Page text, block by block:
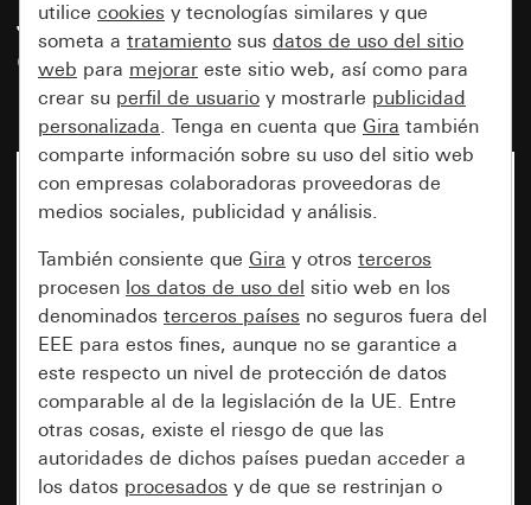
Juego de tecla basculante de 2
elementos Plus con campo de
rotulación System 55
utilice cookies y tecnologías similares y que
someta a tratamiento sus datos de uso del sitio
web para mejorar este sitio web, así como para
crear su perfil de usuario y mostrarle publicidad
personalizada. Tenga en cuenta que Gira también
comparte información sobre su uso del sitio web
con empresas colaboradoras proveedoras de
medios sociales, publicidad y análisis.
También consiente que Gira y otros terceros
procesen los datos de uso del sitio web en los
denominados terceros países no seguros fuera del
EEE para estos fines, aunque no se garantice a
este respecto un nivel de protección de datos
comparable al de la legislación de la UE. Entre
otras cosas, existe el riesgo de que las
autoridades de dichos países puedan acceder a
los datos procesados y de que se restrinjan o